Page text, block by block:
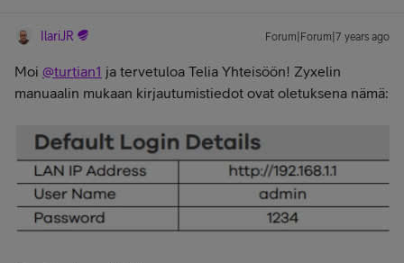
IlariJR Forum|Forum|7 years ago
Moi @turtian1 ja tervetuloa Telia Yhteisöön! Zyxelin
manuaalin mukaan kirjautumistiedot ovat oletuksena nämä: